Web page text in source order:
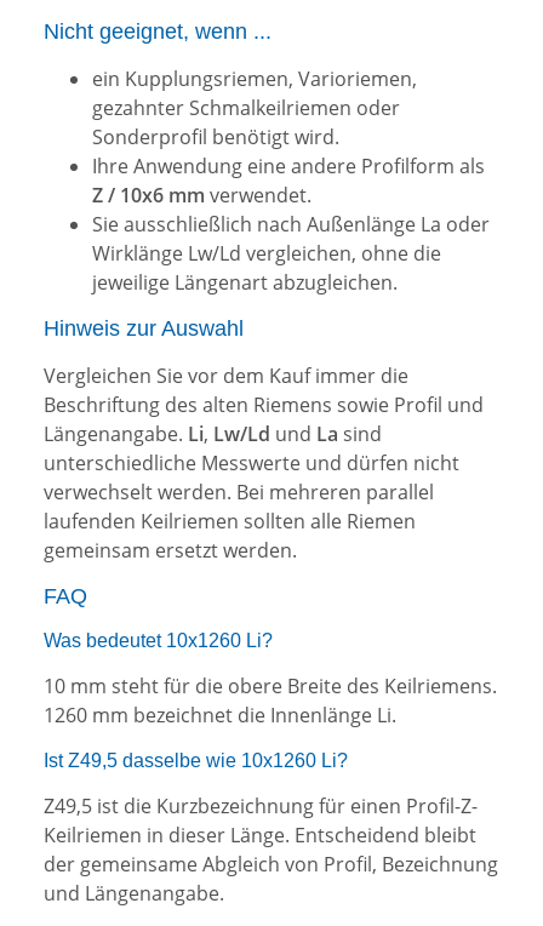
Nicht geeignet, wenn ...
ein Kupplungsriemen, Varioriemen,
gezahnter Schmalkeilriemen oder
Sonderprofil benötigt wird.
Ihre Anwendung eine andere Profilform als
Z / 10x6 mm verwendet.
Sie ausschließlich nach Außenlänge La oder
Wirklänge Lw/Ld vergleichen, ohne die
jeweilige Längenart abzugleichen.
Hinweis zur Auswahl
Vergleichen Sie vor dem Kauf immer die
Beschriftung des alten Riemens sowie Profil und
Längenangabe. Li, Lw/Ld und La sind
unterschiedliche Messwerte und dürfen nicht
verwechselt werden. Bei mehreren parallel
laufenden Keilriemen sollten alle Riemen
gemeinsam ersetzt werden.
FAQ
Was bedeutet 10x1260 Li?
10 mm steht für die obere Breite des Keilriemens.
1260 mm bezeichnet die Innenlänge Li.
Ist Z49,5 dasselbe wie 10x1260 Li?
Z49,5 ist die Kurzbezeichnung für einen Profil-Z-
Keilriemen in dieser Länge. Entscheidend bleibt
der gemeinsame Abgleich von Profil, Bezeichnung
und Längenangabe.